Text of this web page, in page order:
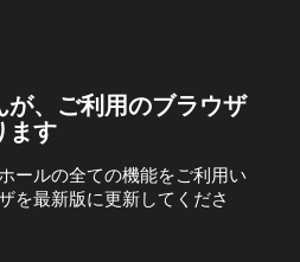
が、ご利用のブラウザ
ます
ールの全ての機能をご利用い
を最新版に更新してくださ